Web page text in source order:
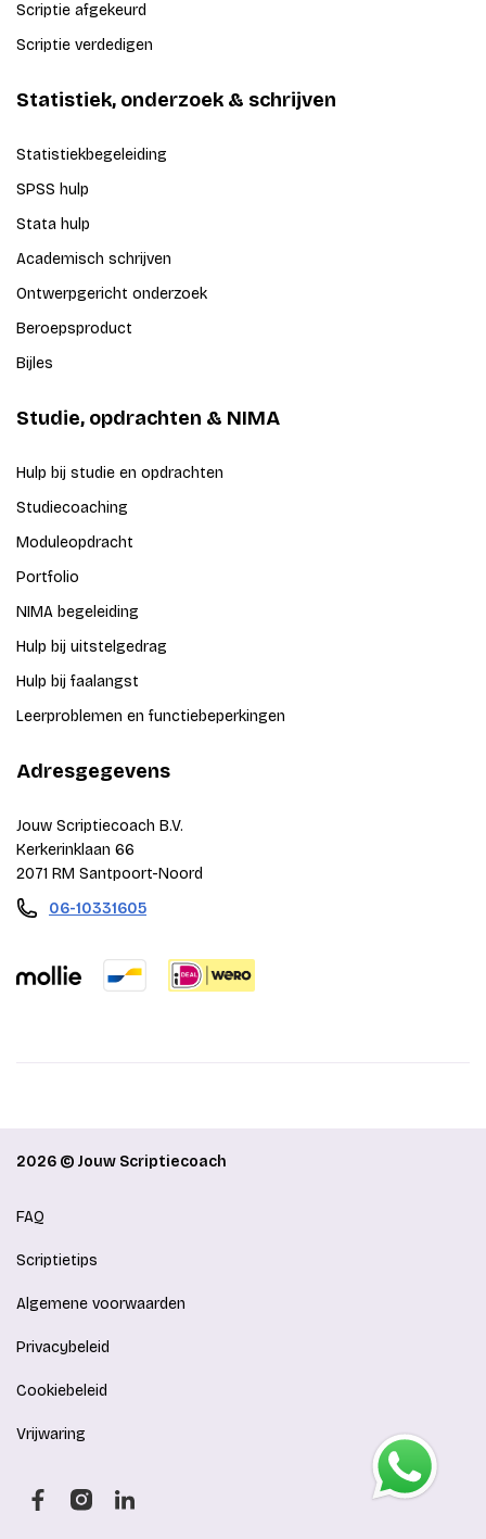
Scriptie afgekeurd
Scriptie verdedigen
Statistiek, onderzoek & schrijven
Statistiekbegeleiding
SPSS hulp
Stata hulp
Academisch schrijven
Ontwerpgericht onderzoek
Beroepsproduct
Bijles
Studie, opdrachten & NIMA
Hulp bij studie en opdrachten
Studiecoaching
Moduleopdracht
Portfolio
NIMA begeleiding
Hulp bij uitstelgedrag
Hulp bij faalangst
Leerproblemen en functiebeperkingen
Adresgegevens
Jouw Scriptiecoach B.V.
Kerkerinklaan 66
2071 RM Santpoort-Noord
06-10331605
2026 © Jouw Scriptiecoach
FAQ
Scriptietips
Algemene voorwaarden
Privacybeleid
Cookiebeleid
Vrijwaring